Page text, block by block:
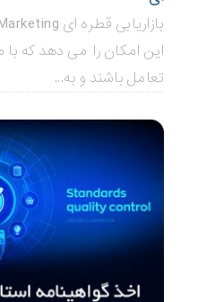
این امکان را می دهد که
تعامل باشند و به...